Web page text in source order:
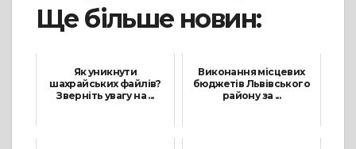
Ще більше новин:
Як уникнути
шахрайських файлів?
Зверніть увагу на ...
Виконання місцевих
бюджетів Львівського
району за ...